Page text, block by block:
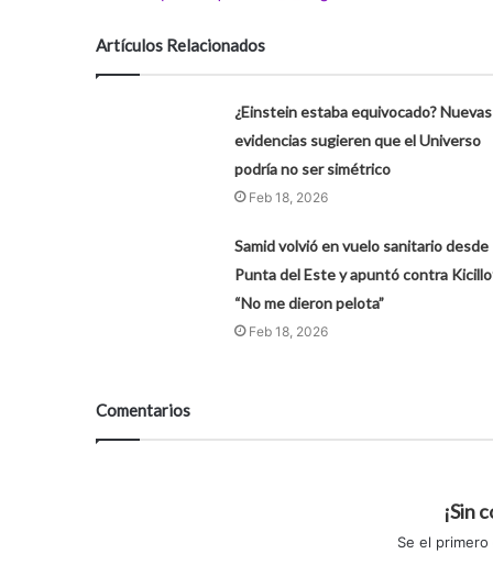
Artículos Relacionados
¿Einstein estaba equivocado? Nuevas
evidencias sugieren que el Universo
podría no ser simétrico
Feb 18, 2026
Samid volvió en vuelo sanitario desde
Punta del Este y apuntó contra
“No me dieron pelota”
Feb 18, 2026
Comentarios
¡Sin
Se el